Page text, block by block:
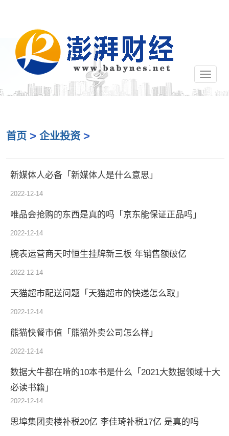
切
换
导
首页 >企业投资 >
新媒体人必备「新媒体人是什么意思」
2022-12-14
唯品会抢购的东西是真的吗「京东能保证正品吗」
2022-12-14
腕表运营商天时恒生挂牌新三板 年销售额破亿
2022-12-14
天猫超市配送问题「天猫超市的快递怎么取」
2022-12-14
熊猫快餐市值「熊猫外卖公司怎么样」
2022-12-14
数据大牛都在啃的10本书是什么「2021大数据领域十大
必读书籍」
2022-12-14
思埠集团卖楼补税20亿 李佳琦补税17亿 是真的吗